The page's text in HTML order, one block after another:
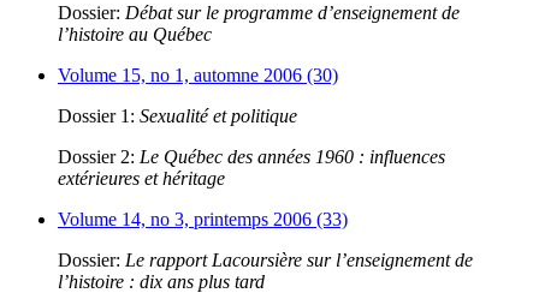
Dossier: Débat sur le programme d’enseignement de
l’histoire au Québec
Volume 15, no 1, automne 2006 (30)
Dossier 1: Sexualité et politique
Dossier 2: Le Québec des années 1960 : influences
extérieures et héritage
Volume 14, no 3, printemps 2006 (33)
Dossier: Le rapport Lacoursière sur l’enseignement de
l’histoire : dix ans plus tard